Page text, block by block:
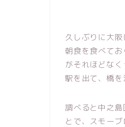
久しぶりに大阪
朝食を食べて
がそれほどなく
駅を出て、橋
調べると中之
とで、スモー